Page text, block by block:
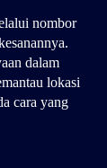
nombor
dalam
lokasi
cara yang